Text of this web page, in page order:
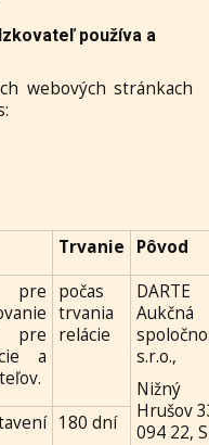
používa a
webových stránkach
Trvanie
Pôvod
pre
pre
a
počas
trvania
relácie
DARTE
Aukčná
s.r.o.,
Nižný
Hrušov
094 22,
180 dní